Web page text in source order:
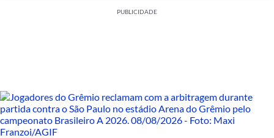
PUBLICIDADE